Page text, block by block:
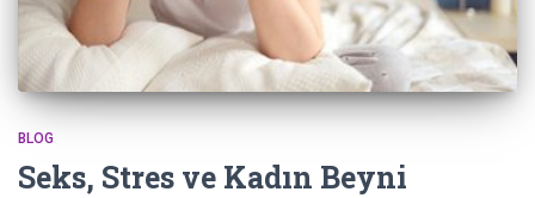
BLOG
Seks, Stres ve Kadın Beyni